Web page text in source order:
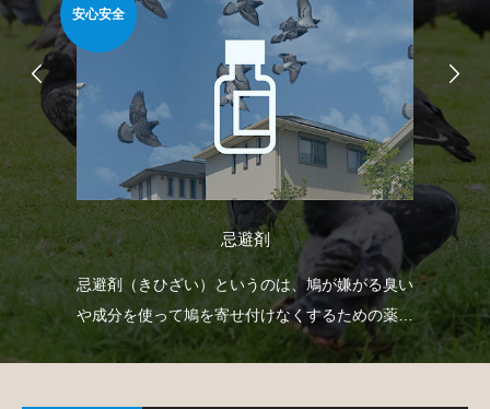
安心安全
忌避剤
忌避剤（きひざい）というのは、鳩が嫌がる臭い
や成分を使って鳩を寄せ付けなくするための薬剤
で、様々なタイプのものがあります。